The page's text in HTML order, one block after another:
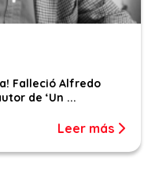
Falleció Alfredo
de ‘Un ...
Leer más